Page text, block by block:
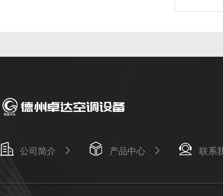
公司简介 产品中心 联系